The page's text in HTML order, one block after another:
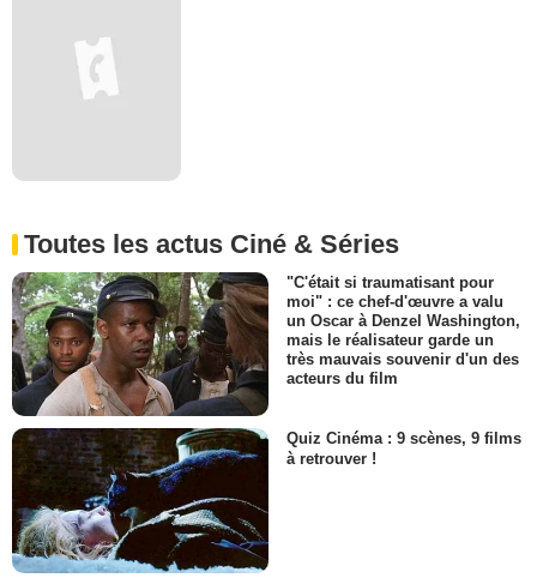
Toutes les actus Ciné & Séries
"C'était si traumatisant pour
moi" : ce chef-d'œuvre a valu
un Oscar à Denzel Washington,
mais le réalisateur garde un
très mauvais souvenir d'un des
acteurs du film
Quiz Cinéma : 9 scènes, 9 films
à retrouver !